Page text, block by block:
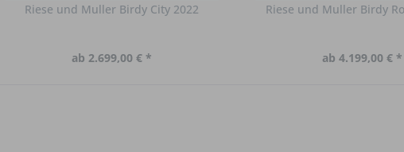
Riese und Muller Birdy City 2022
ab 2.699,00 € *
Riese und Muller Birdy
ab 4.199,00 € *